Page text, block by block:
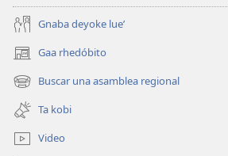
Gnaba deyoke lue’
Gaa rhedóbito
(abre
una
nueva
ventana)
Buscar una asamblea regional
(abre
una
nueva
ventana)
Ta kobi
Video